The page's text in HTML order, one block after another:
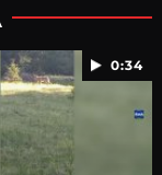
0:34